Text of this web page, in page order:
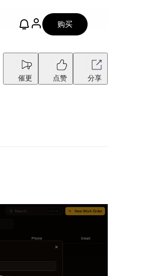
购买
催更 点赞 分享